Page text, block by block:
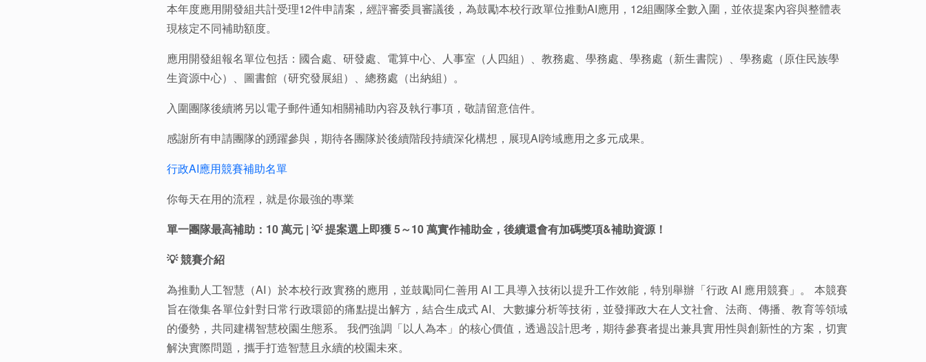
本年度應用開發組共計受理12件申請案，經評審委員審議後，為鼓勵本校行政單位推動AI應用，12組團隊全數入圍，並依提案內容與整體表
現核定不同補助額度。
應用開發組報名單位包括：國合處、研發處、電算中心、人事室（人四組）、教務處、學務處、學務處（新生書院）、學務處（原住民族學
生資源中心）、圖書館（研究發展組）、總務處（出納組）。
入圍團隊後續將另以電子郵件通知相關補助內容及執行事項，敬請留意信件。
感謝所有申請團隊的踴躍參與，期待各團隊於後續階段持續深化構想，展現AI跨域應用之多元成果。
行政AI應用競賽補助名單
你每天在用的流程，就是你最強的專業
單一團隊最高補助：10 萬元 | 💡 提案選上即獲 5～10 萬實作補助金，後續還會有加碼獎項&補助資源！
💡 競賽介紹
為推動人工智慧（AI）於本校行政實務的應用，並鼓勵同仁善用 AI 工具導入技術以提升工作效能，特別舉辦「行政 AI 應用競賽」。 本競賽
旨在徵集各單位針對日常行政環節的痛點提出解方，結合生成式 AI、大數據分析等技術，並發揮政大在人文社會、法商、傳播、教育等領域
的優勢，共同建構智慧校園生態系。 我們強調「以人為本」的核心價值，透過設計思考，期待參賽者提出兼具實用性與創新性的方案，切實
解決實際問題，攜手打造智慧且永續的校園未來。